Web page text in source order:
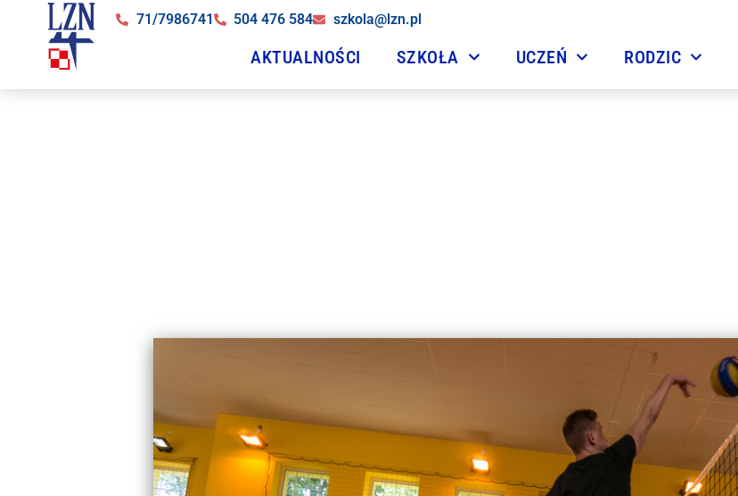
71/7986741 504 476 584 szkola@lzn.pl
AKTUALNOŚCI SZKOŁA UCZEŃ RODZIC